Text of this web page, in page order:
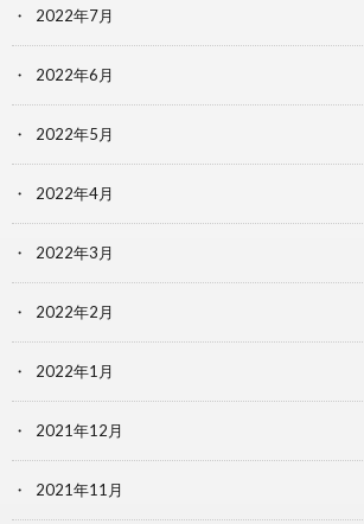
2022年7月
2022年6月
2022年5月
2022年4月
2022年3月
2022年2月
2022年1月
2021年12月
2021年11月